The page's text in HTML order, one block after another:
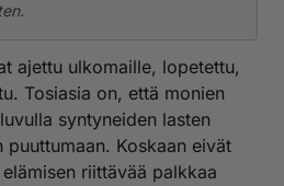
ajettu ulkomaille, lopetettu,
Tosiasia on, että monien
syntyneiden lasten
puuttumaan. Koskaan eivät
riittävää palkkaa